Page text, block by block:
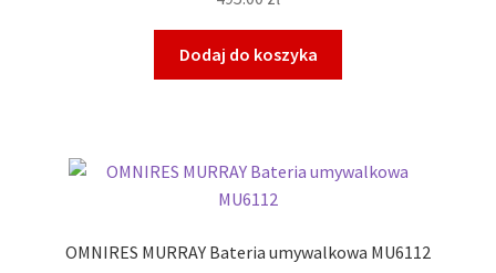
Dodaj do koszyka
OMNIRES MURRAY Bateria umywalkowa MU6112